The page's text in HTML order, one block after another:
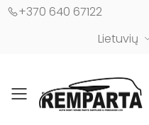
+370 640 67122
Lietuvių
Toggle